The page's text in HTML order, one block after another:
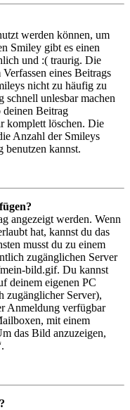
werden können, um
Smiley gibt es einen
und :( traurig. Die
eines Beitrags
nicht zu häufig zu
schnell unlesbar machen
deinen Beitrag
komplett löschen. Die
Anzahl der Smileys
benutzen kannst.
angezeigt werden. Wenn
hat, kannst du das
musst du zu einem
zugänglichen Server
bild.gif. Du kannst
deinem eigenen PC
zugänglicher Server),
Anmeldung verfügbar
mit einem
das Bild anzuzeigen,